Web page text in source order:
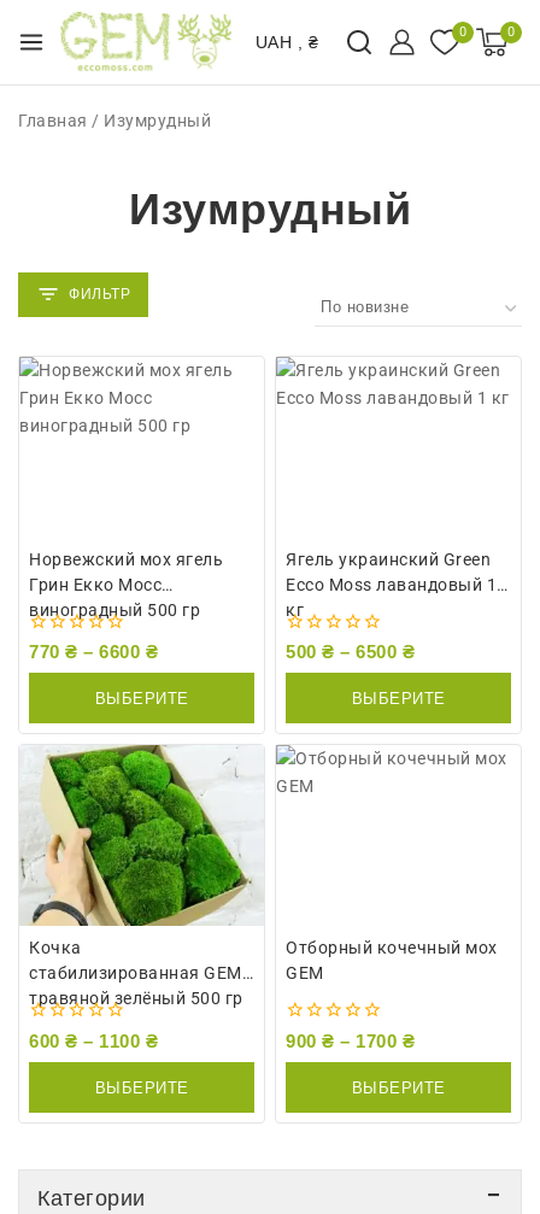
UAH , ₴
0 0
Главная / Изумрудный
Изумрудный
Норвежский мох ягель
Грин Екко Мосс
виноградный 500 гр
0
770 ₴ – 6600 ₴
ВЫБЕРИТЕ
ПАРАМЕТРЫ
Ягель украинский Green
Ecco Moss лавандовый 1
кг
0
500 ₴ – 6500 ₴
ВЫБЕРИТЕ
ПАРАМЕТРЫ
Кочка
стабилизированная GEM
травяной зелёный 500 гр
0
600 ₴ – 1100 ₴
ВЫБЕРИТЕ
ПАРАМЕТРЫ
Отборный кочечный мох
GEM
0
900 ₴ – 1700 ₴
ВЫБЕРИТЕ
ПАРАМЕТРЫ
Категории